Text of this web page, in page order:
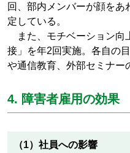
回、部内メンバーが顔をあ
定している。
また、モチベーション向
接」を年2回実施。各自の
や通信教育、外部セミナー
4. 障害者雇用の効果
（1）社員への影響